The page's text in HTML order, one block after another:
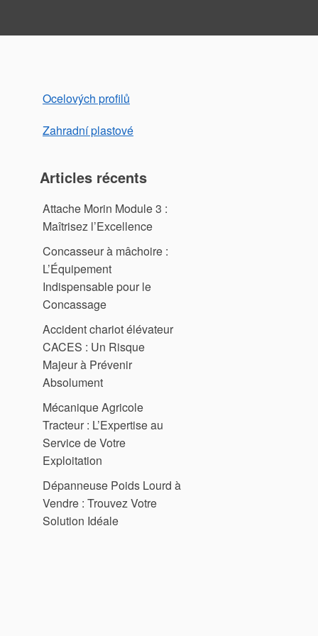
Ocelových profilů
Zahradní plastové
Articles récents
Attache Morin Module 3 :
Maîtrisez l’Excellence
Concasseur à mâchoire :
L’Équipement
Indispensable pour le
Concassage
Accident chariot élévateur
CACES : Un Risque
Majeur à Prévenir
Absolument
Mécanique Agricole
Tracteur : L’Expertise au
Service de Votre
Exploitation
Dépanneuse Poids Lourd à
Vendre : Trouvez Votre
Solution Idéale